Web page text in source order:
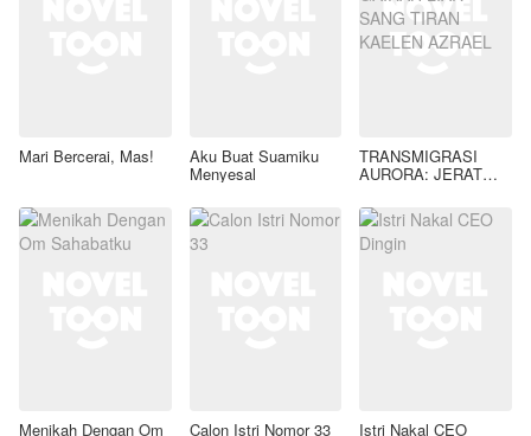
Mari Bercerai, Mas! Aku Buat Suamiku
Menyesal
TRANSMIGRASI
AURORA: JERAT
TIRAN KAELEN
AZRAEL
Menikah Dengan Om Calon Istri Nomor 33 Istri Nakal CEO